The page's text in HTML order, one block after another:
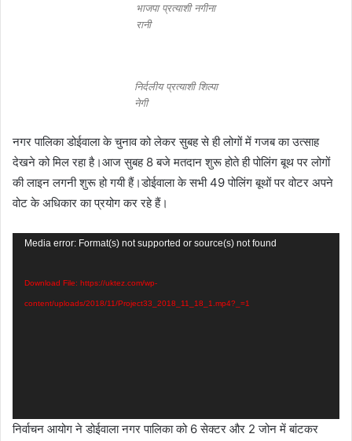
भाजपा प्रत्याशी नगीना
रानी
निर्दलीय प्रत्याशी शिल्पा
नेगी
नगर पालिका डोईवाला के चुनाव को लेकर सुबह से ही लोगों में गजब का उत्साह
देखने को मिल रहा है।आज सुबह 8 बजे मतदान शुरू होते ही पोलिंग बूथ पर लोगों
की लाइन लगनी शुरू हो गयी हैं।डोईवाला के सभी 49 पोलिंग बूथों पर वोटर अपने
वोट के अधिकार का प्रयोग कर रहे हैं।
Video
Media error: Format(s) not supported or source(s) not found
Download File: https://uktez.com/wp-
content/uploads/2018/11/Project33_2018_11_18_1.mp4?_=1
निर्वाचन आयोग ने डोईवाला नगर पालिका को 6 सेक्टर और 2 जोन में बांटकर